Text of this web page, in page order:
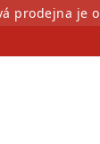
prodejna je